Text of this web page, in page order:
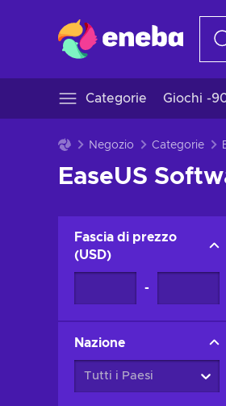
Categorie Giochi -
Negozio Categorie
EaseUS
Fascia di prezzo
(USD)
-
Nazione
Tutti i Paesi